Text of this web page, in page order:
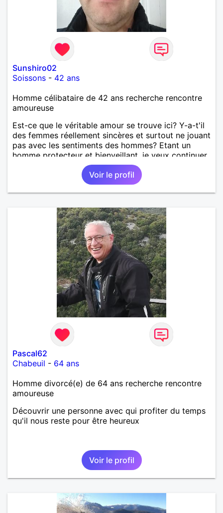
Sunshiro02
Soissons - 42 ans
Homme célibataire de 42 ans recherche rencontre
amoureuse
Est-ce que le véritable amour se trouve ici? Y-a-t'il
des femmes réellement sincères et surtout ne jouant
pas avec les sentiments des hommes? Etant un
homme protecteur et bienveillant, je veux continuer
d'y croire et pouvoir enfin former la petite famille
que je désir temps. Faux profil, profiteuse et autres
joyeuseté passer votre chemin, vous ne
m'intéressez pas du tout!
Voir le profil
Pascal62
Chabeuil - 64 ans
Homme divorcé(e) de 64 ans recherche rencontre
amoureuse
Découvrir une personne avec qui profiter du temps
qu'il nous reste pour être heureux
Voir le profil